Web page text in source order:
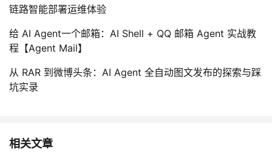
链路智能部署运维体验
给 AI Agent一个邮箱：AI Shell + QQ 邮箱 Agent 实战教
程【Agent Mail】
从 RAR 到微博头条：AI Agent 全自动图文发布的探索与踩
坑实录
相关文章